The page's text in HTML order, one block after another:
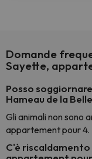
Domande
Sayette,
Posso
Hameau de la
Gli animali non sono
appartement pour 4.
C'è riscaldamento